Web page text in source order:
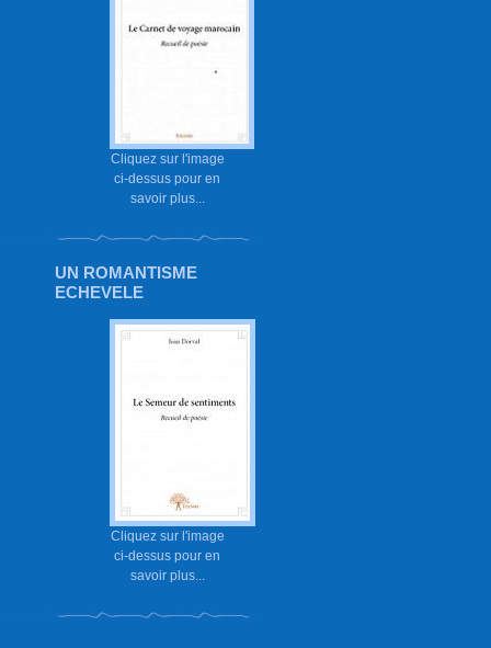
Cliquez sur l'image
ci-dessus pour en
savoir plus...
UN ROMANTISME
ECHEVELE
Cliquez sur l'image
ci-dessus pour en
savoir plus...